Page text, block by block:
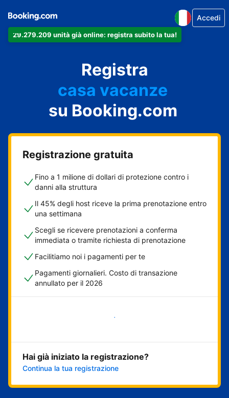
29.279.209 unità già online: registra subito la tua!
Accedi
Registra
il tuo appartamento
il tuo hotel
casa vacanze
la tua guest house
il tuo B&B
su Booking.com
Registrazione gratuita
Fino a 1 milione di dollari di protezione contro i
danni alla struttura
Il 45% degli host riceve la prima prenotazione entro
una settimana
Scegli se ricevere prenotazioni a conferma
immediata o tramite richiesta di prenotazione
Facilitiamo noi i pagamenti per te
Pagamenti giornalieri. Costo di transazione
annullato per il 2026
Inizia ora
Hai già iniziato la registrazione?
Continua la tua registrazione